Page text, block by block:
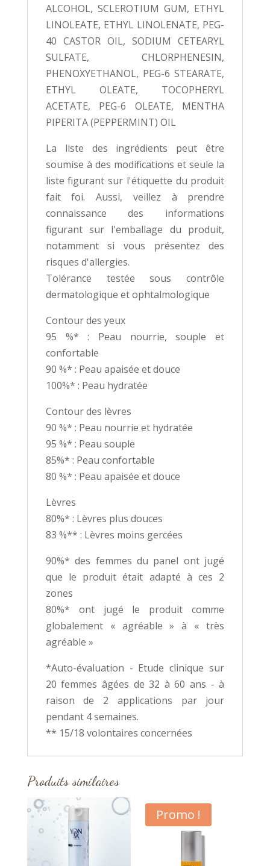
ALCOHOL, SCLEROTIUM GUM, ETHYL
LINOLEATE, ETHYL LINOLENATE, PEG-
40 CASTOR OIL, SODIUM CETEARYL
SULFATE, CHLORPHENESIN,
PHENOXYETHANOL, PEG-6 STEARATE,
ETHYL OLEATE, TOCOPHERYL
ACETATE, PEG-6 OLEATE, MENTHA
PIPERITA (PEPPERMINT) OIL
La liste des ingrédients peut être
soumise à des modifications et seule la
liste figurant sur l'étiquette du produit
fait foi. Aussi, veillez à prendre
connaissance des informations
figurant sur l'emballage du produit,
notamment si vous présentez des
risques d'allergies.
Tolérance testée sous contrôle
dermatologique et ophtalmologique
Contour des yeux
95 %* : Peau nourrie, souple et
confortable
90 %* : Peau apaisée et douce
100%* : Peau hydratée
Contour des lèvres
90 %* : Peau nourrie et hydratée
95 %* : Peau souple
85%* : Peau confortable
80 %* : Peau apaisée et douce
Lèvres
80%* : Lèvres plus douces
83 %** : Lèvres moins gercées
90%* des femmes du panel ont jugé
que le produit était adapté à ces 2
zones
80%* ont jugé le produit comme
globalement « agréable » à « très
agréable »
*Auto-évaluation - Etude clinique sur
20 femmes âgées de 32 à 60 ans - à
raison de 2 applications par jour
pendant 4 semaines.
** 15/18 volontaires concernées
Produits similaires
Promo !